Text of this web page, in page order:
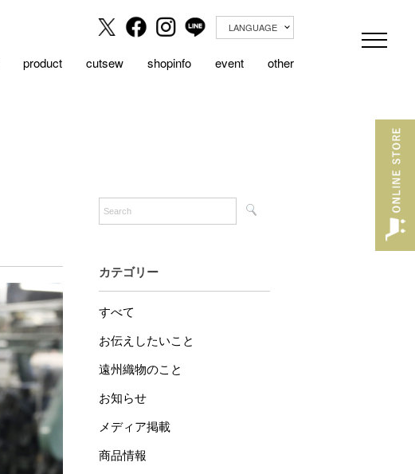
LANGUAGE
product cutsew shopinfo event other
カテゴリー
すべて
お伝えしたいこと
遠州織物のこと
お知らせ
メディア掲載
商品情報